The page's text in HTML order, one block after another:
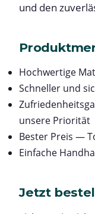
und den
Hochwertige
Schneller und
unsere Priorität
Bester Preis —
Einfache
Jetzt